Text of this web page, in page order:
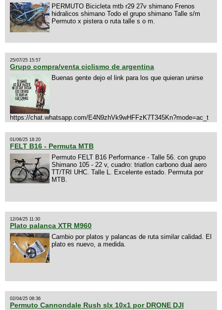
PERMUTO Bicicleta mtb r29 27v shimano Frenos
hidralicos shimano Todo el grupo shimano Talle s/m
Permuto x pistera o ruta talle s o m.
25/07/25 15:57
Grupo compra/venta ciclismo de argentina
Buenas gente dejo el link para los que quieran unirse
https://chat.whatsapp.com/E4N9zhVk9wHFFzK7T345Kn?mode=ac_t
01/06/25 18:20
FELT B16 - Permuta MTB
Permuto FELT B16 Performance - Talle 56. con grupo
Shimano 105 - 22 v, cuadro: triatlon carbono dual aero
TT/TRI UHC. Talle L. Excelente estado. Permuta por
MTB.
12/04/25 11:30
Plato palanca XTR M960
Cambio por platos y palancas de ruta similar calidad. El
plato es nuevo, a medida.
02/04/25 08:36
Permuto Cannondale Rush slx 10x1 por DRONE DJI